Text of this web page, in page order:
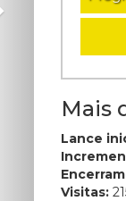
Mais
Lance
Visitas: